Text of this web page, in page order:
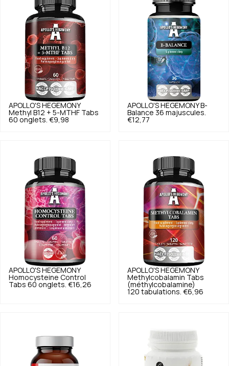
APOLLO'S HEGEMONY
Methyl B12 + 5-MTHF Tabs
60 onglets. €9,98
APOLLO'S HEGEMONY B-
Balance 36 majuscules.
€12,77
APOLLO'S HEGEMONY
Homocysteine Control
Tabs 60 onglets. €16,26
APOLLO'S HEGEMONY
Methylcobalamin Tabs
(méthylcobalamine)
120 tabulations. €6,96